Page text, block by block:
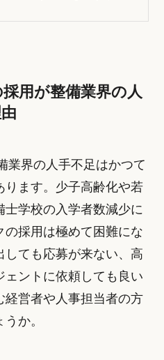
用が整備業界の人
業界の人手不足はかつて
ります。少子高齢化や若
学校の入学者数減少に
の採用は極めて困難にな
しても応募が来ない、高
ェントに依頼しても良い
経営者や人事担当者の方
か。